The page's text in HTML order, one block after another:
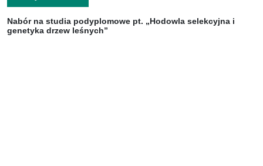
Nabór na studia podyplomowe pt. „Hodowla selekcyjna i
genetyka drzew leśnych”